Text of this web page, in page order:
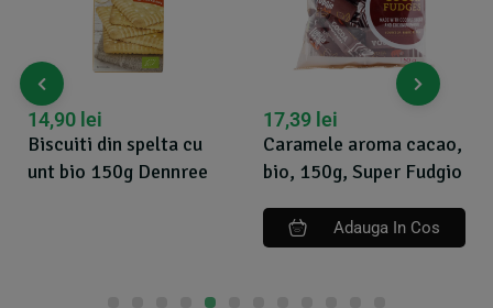
Biscuiti din spelta cu
unt bio 150g Dennree
14,90 lei
Caramele aroma cacao,
bio, 150g, Super Fudgio
17,39 lei
Adauga In Cos